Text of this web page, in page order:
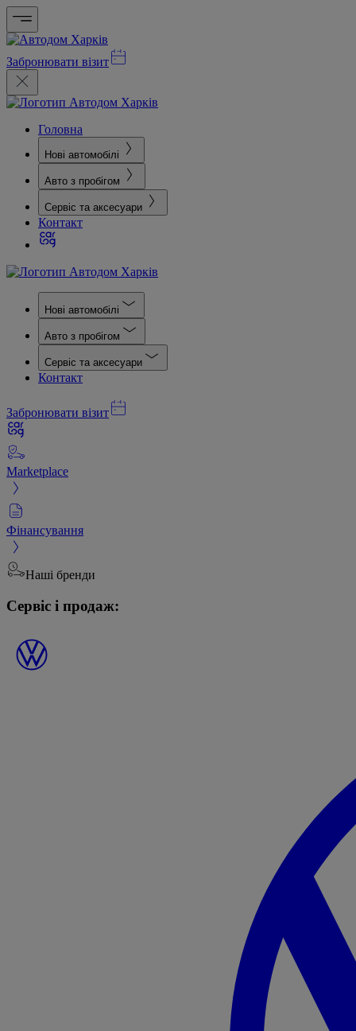
Забронювати візит
Головна
Нові автомобілі
Авто з пробігом
Сервіс та аксесуари
Контакт
Нові автомобілі
Авто з пробігом
Сервіс та аксесуари
Контакт
Забронювати візит
Marketplace
Фінансування
Наші бренди
Сервіс і продаж: